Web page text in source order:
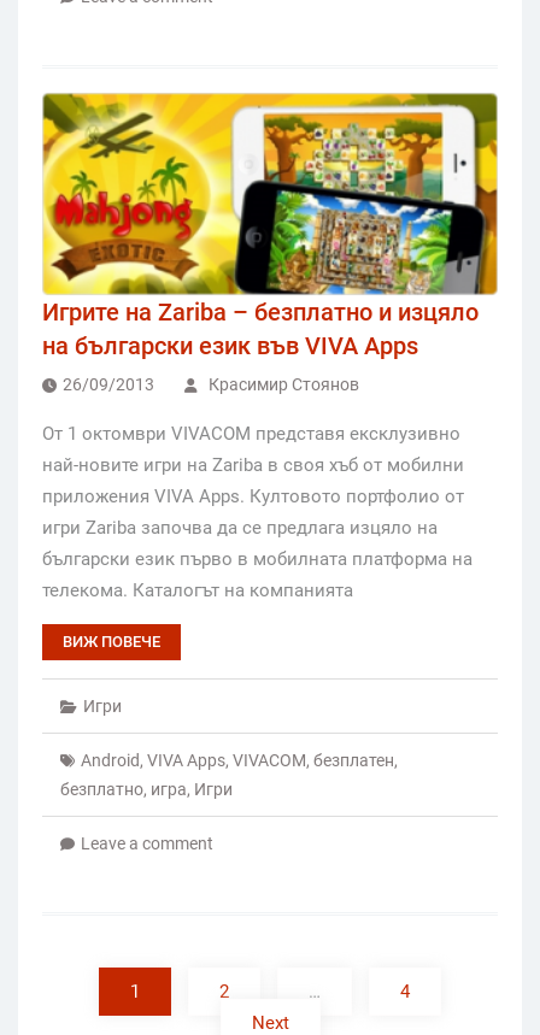
Игрите на Zariba – безплатно и изцяло
на български език във VIVA Apps
26/09/2013 Красимир Стоянов
От 1 октомври VIVACOM представя ексклузивно
най-новите игри на Zariba в своя хъб от мобилни
приложения VIVA Apps. Култовото портфолио от
игри Zariba започва да се предлага изцяло на
български език първо в мобилната платформа на
телекома. Каталогът на компанията
ВИЖ ПОВЕЧЕ
Игри
Android, VIVA Apps, VIVACOM, безплатен,
безплатно, игра, Игри
Leave a comment
pagination
1 2 …
4
Next